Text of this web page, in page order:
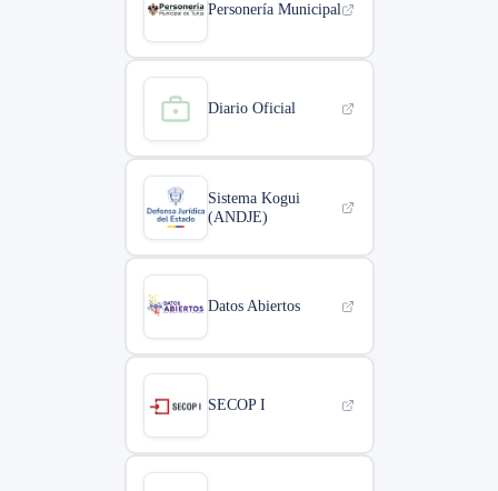
Personería Municipal
Diario Oficial
Sistema Kogui
(ANDJE)
Datos Abiertos
SECOP I